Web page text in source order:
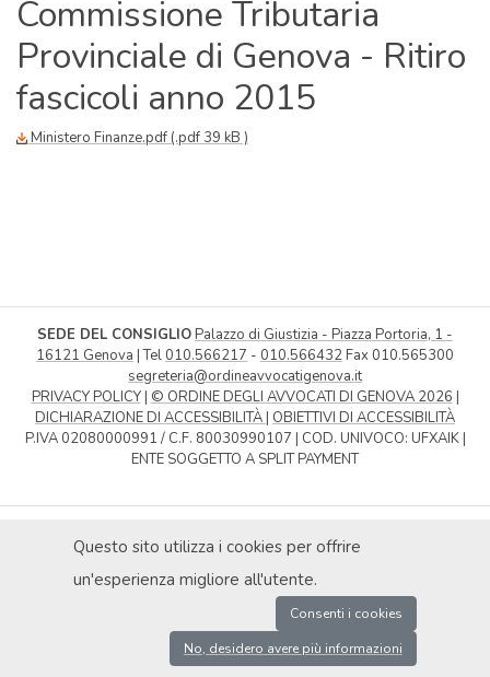
Questo sito utilizza i cookies per offrire
un'esperienza migliore all'utente.
Consenti i cookies
No, desidero avere più informazioni
Commissione Tributaria
Provinciale di Genova - Ritiro
fascicoli anno 2015
Ministero Finanze.pdf (.pdf 39 kB )
SEDE DEL CONSIGLIOPalazzo di Giustizia - Piazza Portoria, 1 -
16121 Genova | Tel 010.566217 - 010.566432Fax 010.565300
segreteria@ordineavvocatigenova.it
PRIVACY POLICY| © ORDINE DEGLI AVVOCATI DI GENOVA 2026 |
DICHIARAZIONE DI ACCESSIBILITÀ| OBIETTIVI DI ACCESSIBILITÀ
P.IVA 02080000991 / C.F. 80030990107 | COD. UNIVOCO: UFXAIK |
ENTE SOGGETTO A SPLIT PAYMENT